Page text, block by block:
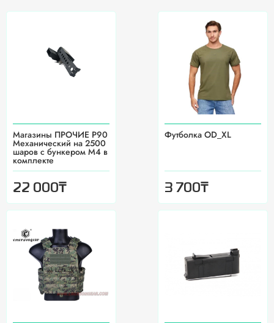
Магазины ПРОЧИЕ P90
Механический на 2500
шаров с бункером М4 в
комплекте
22 000₸
Футболка OD_XL
3 700₸